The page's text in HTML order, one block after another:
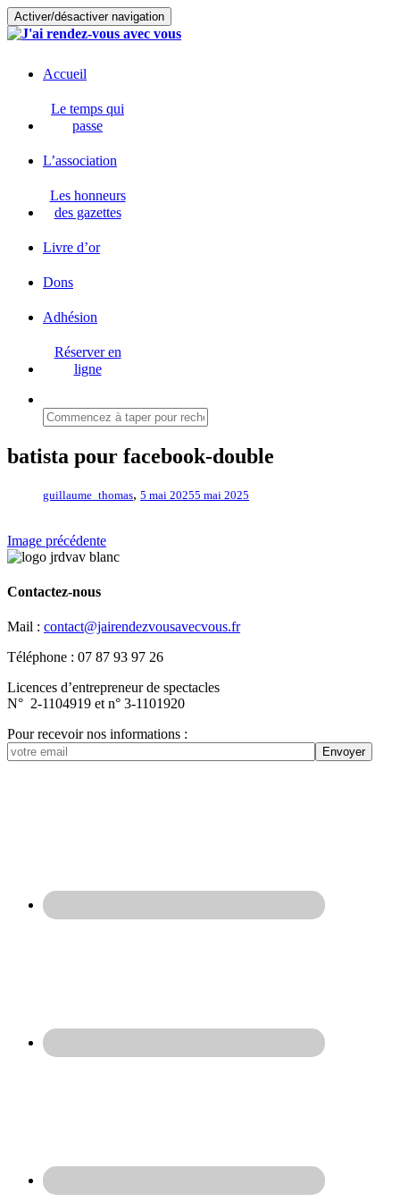
Activer/désactiver navigation
Accueil
Le temps qui
passe
L’association
Les honneurs
des gazettes
Livre d’or
Dons
Adhésion
Réserver en
ligne
batista pour facebook-double
guillaume_thomas, 5 mai 20255 mai 2025
Image précédente
Contactez-nous
Mail : contact@jairendezvousavecvous.fr
Téléphone : 07 87 93 97 26
Licences d’entrepreneur de spectacles
N° 2-1104919 et n° 3-1101920
Pour recevoir nos informations :